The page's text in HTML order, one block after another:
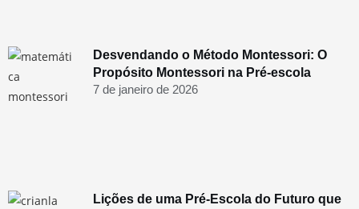
Desvendando o Método Montessori: O
Propósito Montessori na Pré-escola
7 de janeiro de 2026
Lições de uma Pré-Escola do Futuro que